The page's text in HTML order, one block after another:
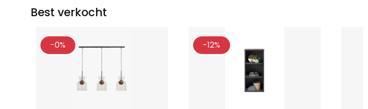
Best verkocht
-0% -12%